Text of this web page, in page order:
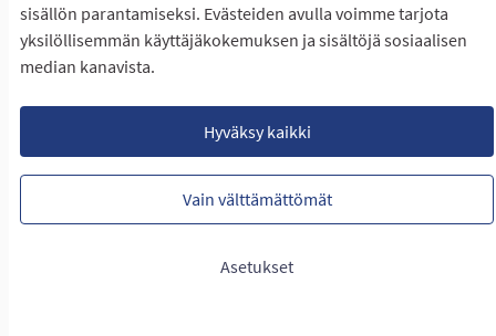
sisällön parantamiseksi. Evästeiden avulla voimme tarjota
yksilöllisemmän käyttäjäkokemuksen ja sisältöjä sosiaalisen
median kanavista.
Hyväksy kaikki
Vain välttämättömät
Asetukset
LUONTIAIKA
27.01.2023
18 18 SEURAAJAA
SEURAA 0
Portaat Hallilanvuorelle